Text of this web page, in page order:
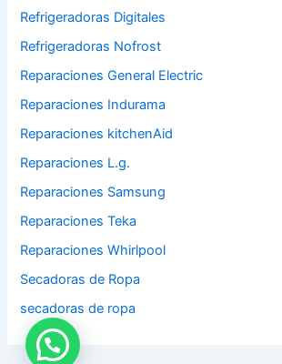
Refrigeradoras Digitales
Refrigeradoras Nofrost
Reparaciones General Electric
Reparaciones Indurama
Reparaciones kitchenAid
Reparaciones L.g.
Reparaciones Samsung
Reparaciones Teka
Reparaciones Whirlpool
Secadoras de Ropa
secadoras de ropa